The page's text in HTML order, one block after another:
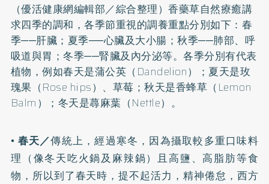
（優活健康網編輯部／綜合整理）香藥草自然療癒講
求四季的調和，各季節重視的調養重點分別如下：春
季──肝臟；夏季──心臟及大小腸；秋季──肺部、呼
吸道與胃；冬季──腎臟及內分泌等。各季分別有代表
植物，例如春天是蒲公英（Dandelion）；夏天是玫
瑰果（Rose hips）、草莓；秋天是香蜂草（Lemon
Balm）；冬天是蕁麻葉（Nettle）。
• 春天／傳統上，經過寒冬，因為攝取較多重口味料
理（像冬天吃火鍋及麻辣鍋）且高鹽、高脂肪等食
物，所以到了春天時，提不起活力，精神倦怠，西方